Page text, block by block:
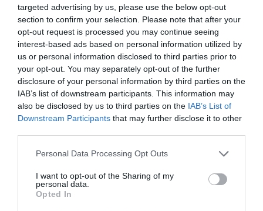
targeted advertising by us, please use the below opt-out
section to confirm your selection. Please note that after your
opt-out request is processed you may continue seeing
interest-based ads based on personal information utilized by
us or personal information disclosed to third parties prior to
your opt-out. You may separately opt-out of the further
disclosure of your personal information by third parties on the
IAB’s list of downstream participants. This information may
also be disclosed by us to third parties on the IAB’s List of
Downstream Participants that may further disclose it to other
Personal Data Processing Opt Outs
I want to opt-out of the Sharing of my
personal data.
Opted In
TARIFFE
Questo hotel ha TARIFFE PRIVATE InItalia Club!
LUNA HOTEL Motel Airport
Favoloso 8.9 /10
TARIFFE
Eccellente 9.3/10